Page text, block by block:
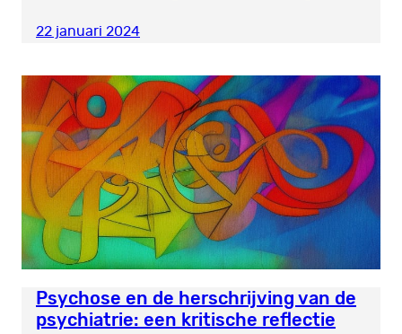
22 januari 2024
Psychose en de herschrijving van de
psychiatrie: een kritische reflectie